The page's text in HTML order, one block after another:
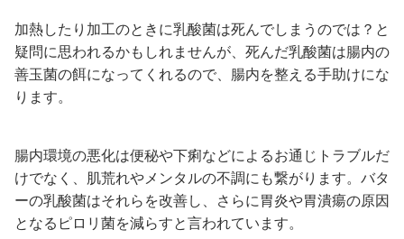
加熱したり加工のときに乳酸菌は死んでしまうのでは？と
疑問に思われるかもしれませんが、死んだ乳酸菌は腸内の
善玉菌の餌になってくれるので、腸内を整える手助けにな
ります。
腸内環境の悪化は便秘や下痢などによるお通じトラブルだ
けでなく、肌荒れやメンタルの不調にも繋がります。バタ
ーの乳酸菌はそれらを改善し、さらに胃炎や胃潰瘍の原因
となるピロリ菌を減らすと言われています。